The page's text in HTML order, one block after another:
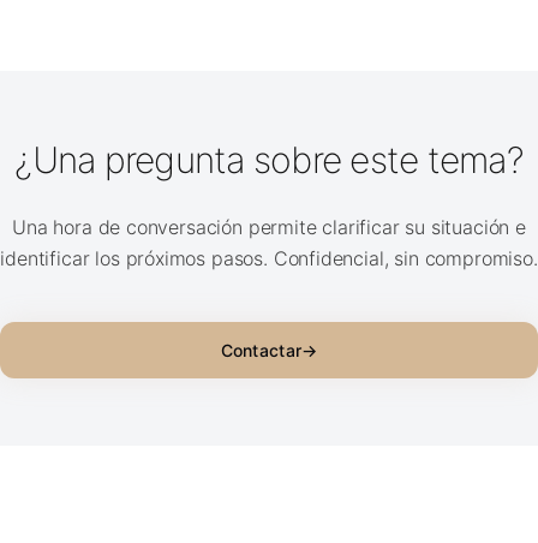
¿Una pregunta sobre este tema?
Una hora de conversación permite clarificar su situación e
identificar los próximos pasos. Confidencial, sin compromiso.
Contactar→